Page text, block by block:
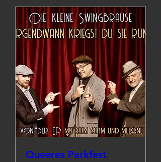
Queeres Parkfest